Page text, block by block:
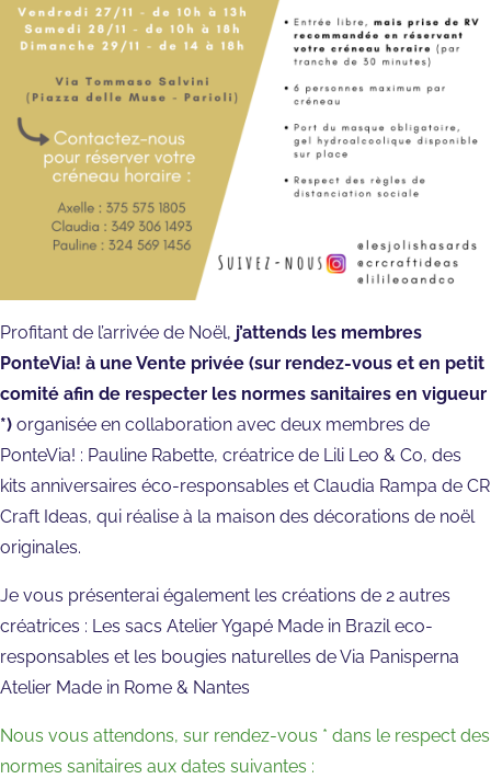
Profitant de l’arrivée de Noël, j’attends les membres
PonteVia! à une Vente privée (sur rendez-vous et en petit
comité afin de respecter les normes sanitaires en vigueur
*) organisée en collaboration avec deux membres de
PonteVia! : Pauline Rabette, créatrice de Lili Leo & Co, des
kits anniversaires éco-responsables et Claudia Rampa de CR
Craft Ideas, qui réalise à la maison des décorations de noël
originales.
Je vous présenterai également les créations de 2 autres
créatrices : Les sacs Atelier Ygapé Made in Brazil eco-
responsables et les bougies naturelles de Via Panisperna
Atelier Made in Rome & Nantes
Nous vous attendons, sur rendez-vous * dans le respect des
normes sanitaires aux dates suivantes :